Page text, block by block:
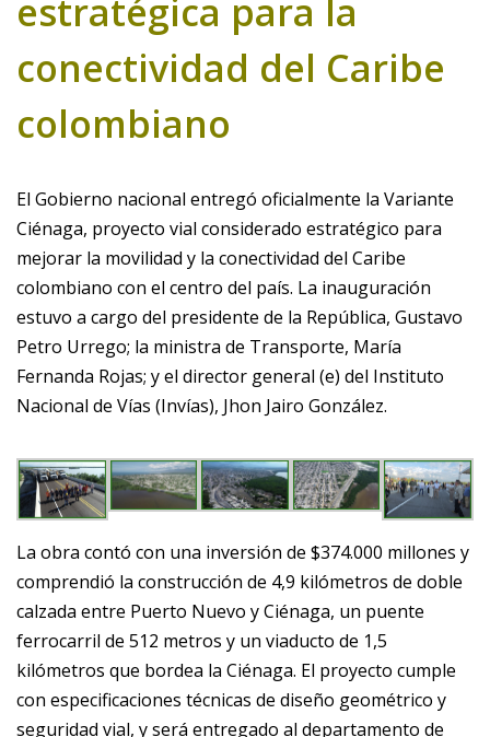
estratégica para la
conectividad del Caribe
colombiano
El Gobierno nacional entregó oficialmente la Variante
Ciénaga, proyecto vial considerado estratégico para
mejorar la movilidad y la conectividad del Caribe
colombiano con el centro del país. La inauguración
estuvo a cargo del presidente de la República, Gustavo
Petro Urrego; la ministra de Transporte, María
Fernanda Rojas; y el director general (e) del Instituto
Nacional de Vías (Invías), Jhon Jairo González.
La obra contó con una inversión de $374.000 millones y
comprendió la construcción de 4,9 kilómetros de doble
calzada entre Puerto Nuevo y Ciénaga, un puente
ferrocarril de 512 metros y un viaducto de 1,5
kilómetros que bordea la Ciénaga. El proyecto cumple
con especificaciones técnicas de diseño geométrico y
seguridad vial, y será entregado al departamento de